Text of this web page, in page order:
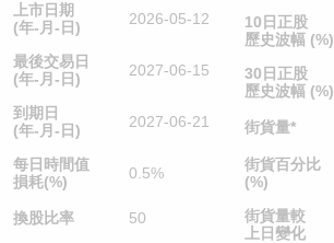
上市日期
(年-月-日)
2026-05-12
最後交易日
(年-月-日)
2027-06-15
到期日
(年-月-日)
2027-06-21
每日時間值
損耗(%)
0.5%
換股比率 50
10日正股
歷史波幅 (%)
30日正股
歷史波幅 (%)
街貨量*
街貨百分比
(%)
街貨量較
上日變化